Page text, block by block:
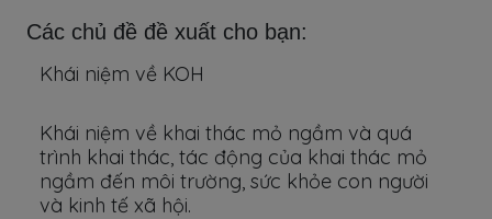
Các chủ đề đề xuất cho bạn:
Khái niệm về KOH
Khái niệm về khai thác mỏ ngầm và quá
trình khai thác, tác động của khai thác mỏ
ngầm đến môi trường, sức khỏe con người
và kinh tế xã hội.